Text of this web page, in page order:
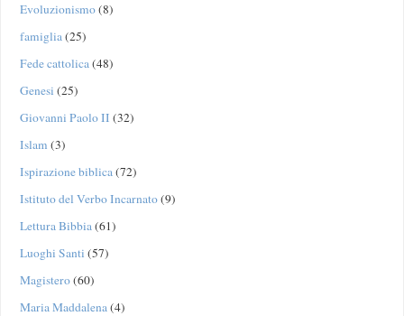
Evoluzionismo(8)
famiglia(25)
Fede cattolica(48)
Genesi (25)
Giovanni Paolo II (32)
Islam (3)
Ispirazione biblica(72)
Istituto del Verbo Incarnato(9)
Lettura Bibbia(61)
Luoghi Santi (57)
Magistero(60)
Maria Maddalena(4)